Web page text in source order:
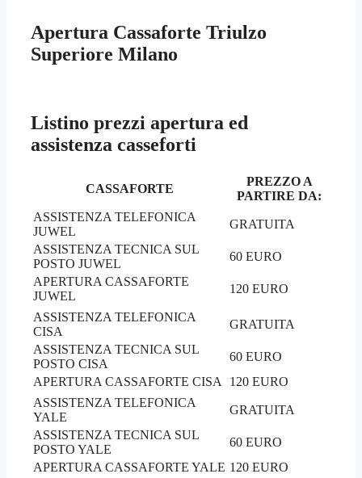
Apertura Cassaforte Triulzo
Superiore Milano
Listino prezzi apertura ed
assistenza casseforti
CASSAFORTE
PREZZO A
PARTIRE DA:
ASSISTENZA TELEFONICA
JUWEL
GRATUITA
ASSISTENZA TECNICA SUL
POSTO JUWEL
60 EURO
APERTURA CASSAFORTE
JUWEL
120 EURO
ASSISTENZA TELEFONICA
CISA
GRATUITA
ASSISTENZA TECNICA SUL
POSTO CISA
60 EURO
APERTURA CASSAFORTE CISA
120 EURO
ASSISTENZA TELEFONICA
YALE
GRATUITA
ASSISTENZA TECNICA SUL
POSTO YALE
60 EURO
APERTURA CASSAFORTE YALE 120 EURO